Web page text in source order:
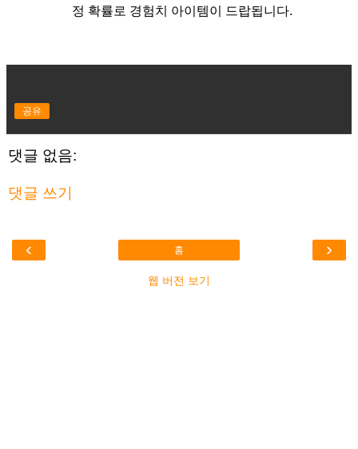
정 확률로 경험치 아이템이 드랍됩니다.
공유
댓글 없음:
댓글 쓰기
‹ ›
홈
웹 버전 보기